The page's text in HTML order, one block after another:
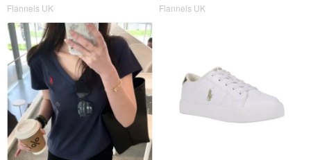
Flannels UK Flannels UK